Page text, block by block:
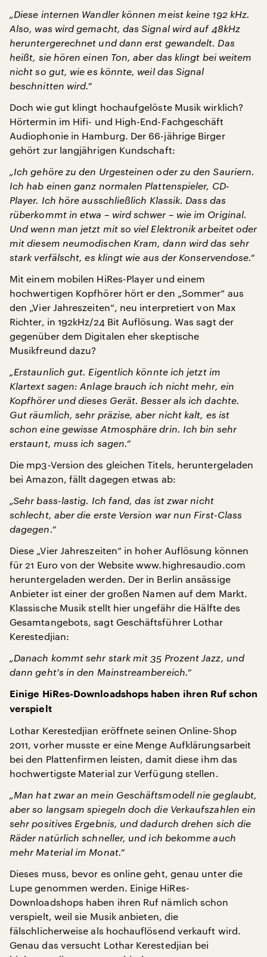
„Diese internen Wandler können meist keine 192 kHz.
Also, was wird gemacht, das Signal wird auf 48kHz
heruntergerechnet und dann erst gewandelt. Das
heißt, sie hören einen Ton, aber das klingt bei weitem
nicht so gut, wie es könnte, weil das Signal
beschnitten wird.“
Doch wie gut klingt hochaufgelöste Musik wirklich?
Hörtermin im Hifi- und High-End-Fachgeschäft
Audiophonie in Hamburg. Der 66-jährige Birger
gehört zur langjährigen Kundschaft:
„Ich gehöre zu den Urgesteinen oder zu den Sauriern.
Ich hab einen ganz normalen Plattenspieler, CD-
Player. Ich höre ausschließlich Klassik. Dass das
rüberkommt in etwa – wird schwer – wie im Original.
Und wenn man jetzt mit so viel Elektronik arbeitet oder
mit diesem neumodischen Kram, dann wird das sehr
stark verfälscht, es klingt wie aus der Konservendose.“
Mit einem mobilen HiRes-Player und einem
hochwertigen Kopfhörer hört er den „Sommer“ aus
den „Vier Jahreszeiten“, neu interpretiert von Max
Richter, in 192kHz/24 Bit Auflösung. Was sagt der
gegenüber dem Digitalen eher skeptische
Musikfreund dazu?
„Erstaunlich gut. Eigentlich könnte ich jetzt im
Klartext sagen: Anlage brauch ich nicht mehr, ein
Kopfhörer und dieses Gerät. Besser als ich dachte.
Gut räumlich, sehr präzise, aber nicht kalt, es ist
schon eine gewisse Atmosphäre drin. Ich bin sehr
erstaunt, muss ich sagen.“
Die mp3-Version des gleichen Titels, heruntergeladen
bei Amazon, fällt dagegen etwas ab:
„Sehr bass-lastig. Ich fand, das ist zwar nicht
schlecht, aber die erste Version war nun First-Class
dagegen.“
Diese „Vier Jahreszeiten“ in hoher Auflösung können
für 21 Euro von der Website www.highresaudio.com
heruntergeladen werden. Der in Berlin ansässige
Anbieter ist einer der großen Namen auf dem Markt.
Klassische Musik stellt hier ungefähr die Hälfte des
Gesamtangebots, sagt Geschäftsführer Lothar
Kerestedjian:
„Danach kommt sehr stark mit 35 Prozent Jazz, und
dann geht's in den Mainstreambereich.“
Einige HiRes-Downloadshops haben ihren Ruf schon
verspielt
Lothar Kerestedjian eröffnete seinen Online-Shop
2011, vorher musste er eine Menge Aufklärungsarbeit
bei den Plattenfirmen leisten, damit diese ihm das
hochwertigste Material zur Verfügung stellen.
„Man hat zwar an mein Geschäftsmodell nie geglaubt,
aber so langsam spiegeln doch die Verkaufszahlen ein
sehr positives Ergebnis, und dadurch drehen sich die
Räder natürlich schneller, und ich bekomme auch
mehr Material im Monat.“
Dieses muss, bevor es online geht, genau unter die
Lupe genommen werden. Einige HiRes-
Downloadshops haben ihren Ruf nämlich schon
verspielt, weil sie Musik anbieten, die
fälschlicherweise als hochauflösend verkauft wird.
Genau das versucht Lothar Kerestedjian bei